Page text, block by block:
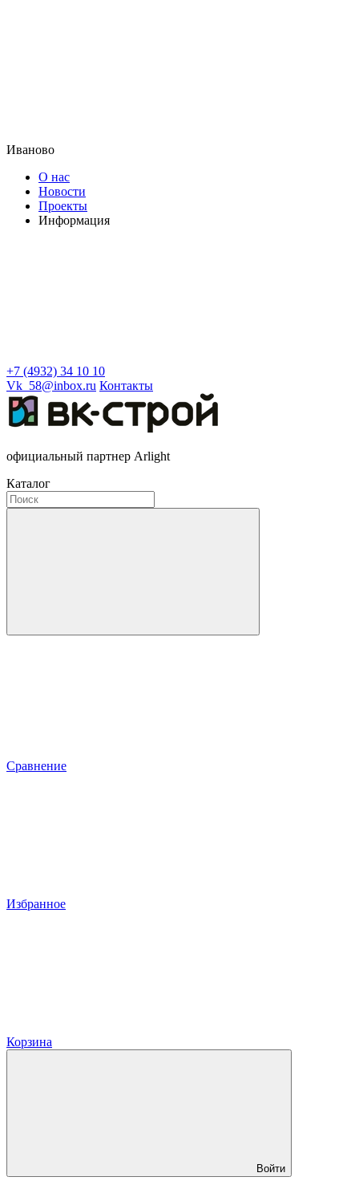
Иваново
О нас
Новости
Проекты
Информация
+7 (4932) 34 10 10
Vk_58@inbox.ru Контакты
официальный партнер Arlight
Каталог
Сравнение
Избранное
Корзина
Войти